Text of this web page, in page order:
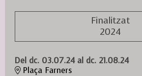
Finalitzat
2024
Del dc. 03.07.24al dc. 21.08.24
Plaça Farners